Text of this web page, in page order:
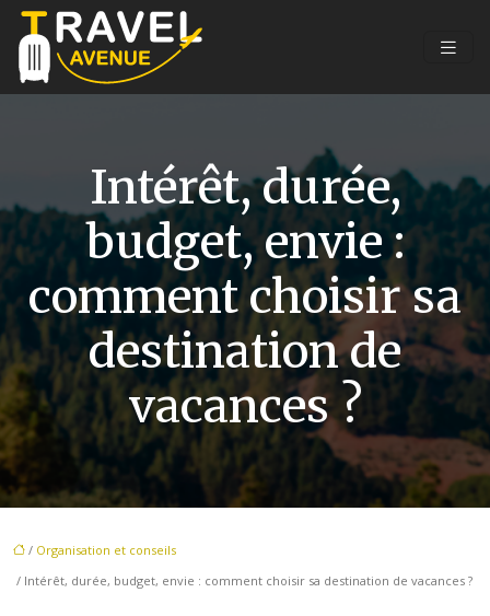
Intérêt, durée,
budget, envie :
comment choisir sa
destination de
vacances ?
/ Organisation et conseils
/ Intérêt, durée, budget, envie : comment choisir sa destination de vacances ?